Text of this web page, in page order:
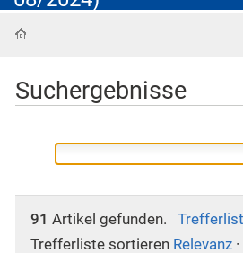
Suchergebnisse
91 Artikel gefunden.
Trefferliste sortieren Relevanz ·